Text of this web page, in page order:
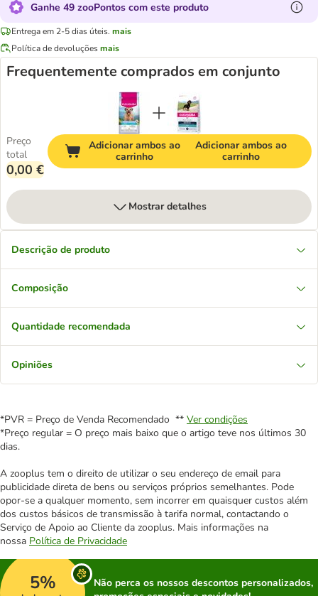
Ganhe 49 zooPontos com este produto
Entrega em 2-5 dias úteis. mais
Política de devoluçõesmais
Frequentemente comprados em conjunto
Preço
total
0,00 €
Adicionar ambos ao
carrinho
Adicionar ambos ao
carrinho
Mostrar detalhes
Descrição de produto
Composição
Quantidade recomendada
Opiniões
*PVR = Preço de Venda Recomendado ** Ver condições
*Preço regular = O preço mais baixo que o artigo teve nos últimos 30
dias.
A zooplus tem o direito de utilizar o seu endereço de email para
publicidade direta de bens ou serviços próprios semelhantes. Pode
opor-se a qualquer momento, sem incorrer em quaisquer custos além
dos custos básicos de transmissão à tarifa normal, contactando o
Serviço de Apoio ao Cliente da zooplus. Mais informações na
nossa Política de Privacidade
5%
Não perca os nossos descontos personalizados,